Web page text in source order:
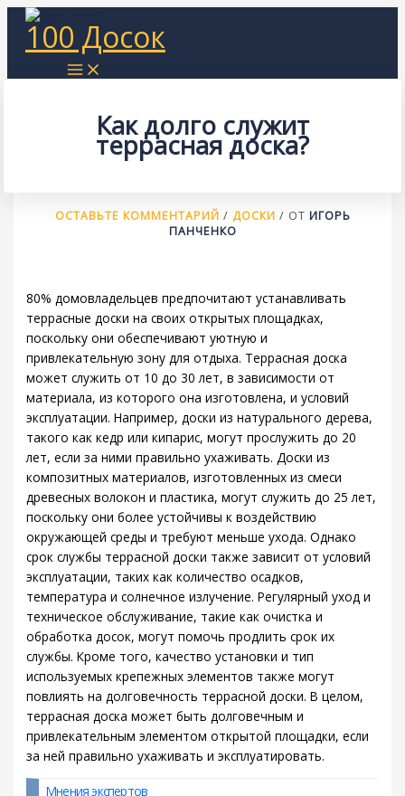
Перейти
содержимому
100 Досок
Как долго служит
террасная доска?
ОСТАВЬТЕ КОММЕНТАРИЙ / ДОСКИ / ОТ ИГОРЬ
ПАНЧЕНКО
80% домовладельцев предпочитают устанавливать
террасные доски на своих открытых площадках,
поскольку они обеспечивают уютную и
привлекательную зону для отдыха. Террасная доска
может служить от 10 до 30 лет, в зависимости от
материала, из которого она изготовлена, и условий
эксплуатации. Например, доски из натурального дерева,
такого как кедр или кипарис, могут прослужить до 20
лет, если за ними правильно ухаживать. Доски из
композитных материалов, изготовленных из смеси
древесных волокон и пластика, могут служить до 25 лет,
поскольку они более устойчивы к воздействию
окружающей среды и требуют меньше ухода. Однако
срок службы террасной доски также зависит от условий
эксплуатации, таких как количество осадков,
температура и солнечное излучение. Регулярный уход и
техническое обслуживание, такие как очистка и
обработка досок, могут помочь продлить срок их
службы. Кроме того, качество установки и тип
используемых крепежных элементов также могут
повлиять на долговечность террасной доски. В целом,
террасная доска может быть долговечным и
привлекательным элементом открытой площадки, если
за ней правильно ухаживать и эксплуатировать.
Мнения экспертов